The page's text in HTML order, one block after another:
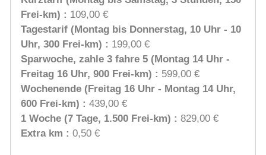
Frei-km) : 109,00 €
Tagestarif (Montag bis Donnerstag, 10 Uhr - 10
Uhr, 300 Frei-km) : 199,00 €
Sparwoche, zahle 3 fahre 5 (Montag 14 Uhr -
Freitag 16 Uhr, 900 Frei-km) : 599,00 €
Wochenende (Freitag 16 Uhr - Montag 14 Uhr,
600 Frei-km) : 439,00 €
1 Woche (7 Tage, 1.500 Frei-km) : 829,00 €
Extra km : 0,50 €